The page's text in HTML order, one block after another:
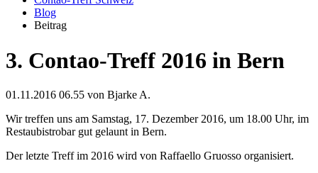
Blog
Beitrag
3. Contao-Treff 2016 in Bern
01.11.2016 06.55 von Bjarke A.
Wir treffen uns am Samstag, 17. Dezember 2016, um 18.00 Uhr, im
Restaubistrobar gut gelaunt in Bern.
Der letzte Treff im 2016 wird von Raffaello Gruosso organisiert.